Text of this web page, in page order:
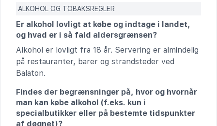
ALKOHOL OG TOBAKSREGLER
Er alkohol lovligt at købe og indtage i landet,
og hvad er i så fald aldersgrænsen?
Alkohol er lovligt fra 18 år. Servering er almindelig
på restauranter, barer og strandsteder ved
Balaton.
Findes der begrænsninger på, hvor og hvornår
man kan købe alkohol (f.eks. kun i
specialbutikker eller på bestemte tidspunkter
af døgnet)?